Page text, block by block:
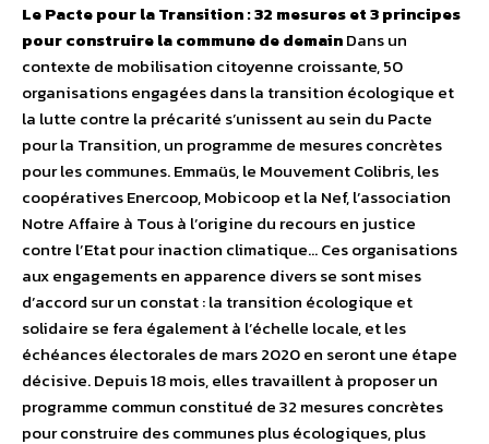
Le Pacte pour la Transition : 32 mesures et 3 principes
pour construire la commune de demainDans un
contexte de mobilisation citoyenne croissante, 50
organisations engagées dans la transition écologique et
la lutte contre la précarité s’unissent au sein du Pacte
pour la Transition, un programme de mesures concrètes
pour les communes. Emmaüs, le Mouvement Colibris, les
coopératives Enercoop, Mobicoop et la Nef, l’association
Notre Affaire à Tous à l’origine du recours en justice
contre l’Etat pour inaction climatique… Ces organisations
aux engagements en apparence divers se sont mises
d’accord sur un constat : la transition écologique et
solidaire se fera également à l’échelle locale, et les
échéances électorales de mars 2020 en seront une étape
décisive. Depuis 18 mois, elles travaillent à proposer un
programme commun constitué de 32 mesures concrètes
pour construire des communes plus écologiques, plus